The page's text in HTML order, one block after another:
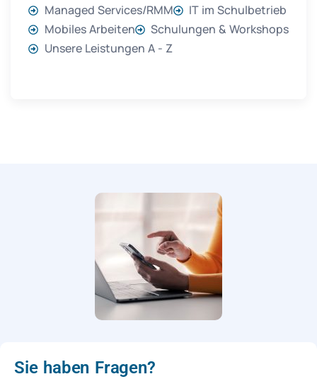
Managed Services/RMM
IT im Schulbetrieb
Mobiles Arbeiten
Schulungen & Workshops
Unsere Leistungen A - Z
Sie haben Fragen?